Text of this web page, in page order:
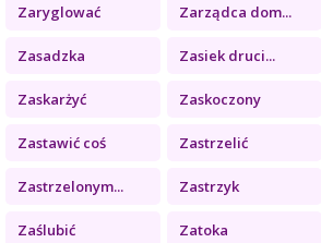
Zaryglować Zarządca dom...
Zasadzka Zasiek druci...
Zaskarżyć Zaskoczony
Zastawić coś Zastrzelić
Zastrzelonym... Zastrzyk
Zaślubić Zatoka